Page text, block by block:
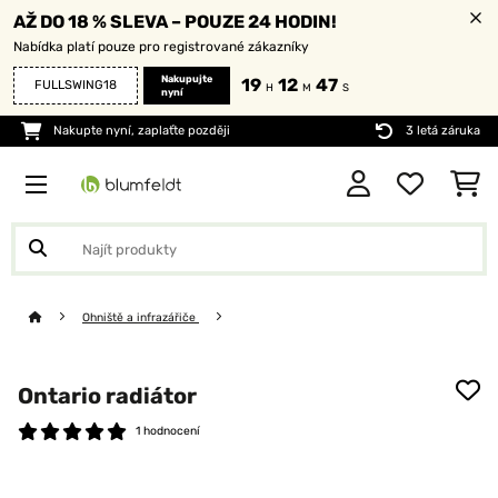
AŽ DO 18 % SLEVA – POUZE 24 HODIN!
Nabídka platí pouze pro registrované zákazníky
FULLSWING18
Nakupujte
nyní
19 H 12 M 47 S
Nakupte nyní, zaplaťte později 3 letá záruka
Ohniště a infrazářiče
Ontario radiátor
1 hodnocení